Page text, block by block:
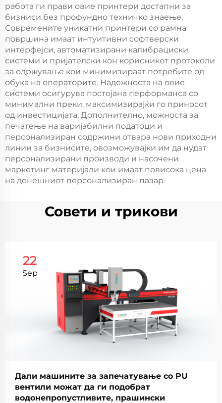
работа ги прави овие принтери достапни за
бизниси без профундно техничко знаење.
Современите уникатни принтери со рамна
површина имаат интуитивни софтверски
интерфејси, автоматизирани калибрациски
системи и пријателски кон корисникот протоколи
за одржување кои минимизираат потребите од
обука на операторите. Надежноста на овие
системи осигурува постојана перформанса со
минимални преки, максимизирајќи го приносот
од инвестицијата. Дополнително, можноста за
печатење на варијабилни податоци и
персонализиран содржини отвара нови приходни
линии за бизнисите, овозможувајќи им да нудат
персонализирани производи и насочени
маркетинг материјали кои имаат повисока цена
на денешниот персонализиран пазар.
Совети и трикови
22
Sep
Дали машините за запечатување со PU
вентили можат да ги подобрат
водонепропустливите, прашински